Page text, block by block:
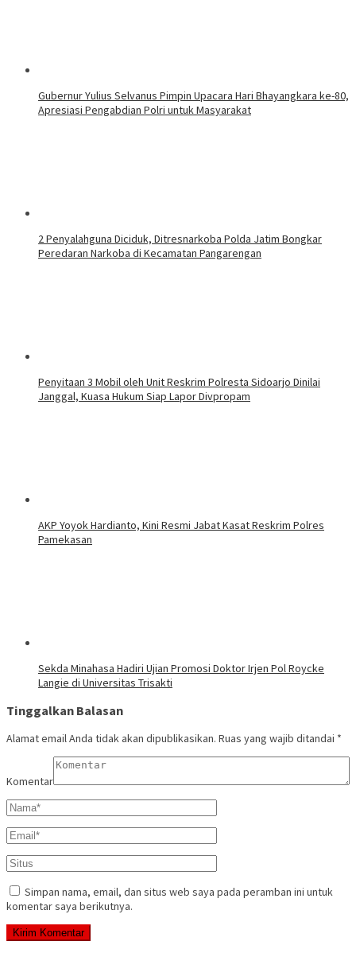
Gubernur Yulius Selvanus Pimpin Upacara Hari Bhayangkara ke-80,
Apresiasi Pengabdian Polri untuk Masyarakat
2 Penyalahguna Diciduk, Ditresnarkoba Polda Jatim Bongkar
Peredaran Narkoba di Kecamatan Pangarengan
Penyitaan 3 Mobil oleh Unit Reskrim Polresta Sidoarjo Dinilai
Janggal, Kuasa Hukum Siap Lapor Divpropam
AKP Yoyok Hardianto, Kini Resmi Jabat Kasat Reskrim Polres
Pamekasan
Sekda Minahasa Hadiri Ujian Promosi Doktor Irjen Pol Roycke
Langie di Universitas Trisakti
Tinggalkan Balasan
Alamat email Anda tidak akan dipublikasikan. Ruas yang wajib ditandai *
Komentar
Simpan nama, email, dan situs web saya pada peramban ini untuk
komentar saya berikutnya.